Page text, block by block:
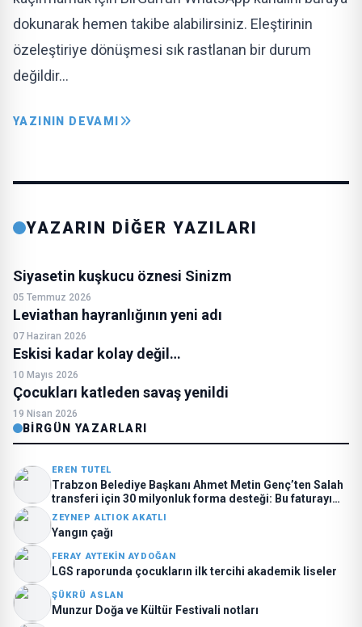
dokunarak hemen takibe alabilirsiniz. Eleştirinin
özeleştiriye dönüşmesi sık rastlanan bir durum
değildir…
YAZININ DEVAMI
YAZARIN DİĞER YAZILARI
Siyasetin kuşkucu öznesi Sinizm
05 Temmuz 2026
Leviathan hayranlığının yeni adı
07 Haziran 2026
Eskisi kadar kolay değil…
10 Mayıs 2026
Çocukları katleden savaş yenildi
19 Nisan 2026
BIRGÜN YAZARLARI
EREN TUTEL
Trabzon Belediye Başkanı Ahmet Metin Genç’ten Salah
transferi için 30 milyonluk forma desteği: Bu faturayı
kim ödüyor?
ZEYNEP ALTIOK AKATLI
Yangın çağı
FERAY AYTEKIN AYDOĞAN
LGS raporunda çocukların ilk tercihi akademik liseler
ŞÜKRÜ ASLAN
Munzur Doğa ve Kültür Festivali notları